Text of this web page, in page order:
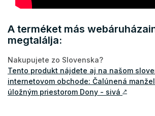
A terméket más
megtalálja:
Nakupujete zo Slovenska?
Tento produkt nájdete aj na našom
internetovom obchode: Čalúnená
úložným priestorom Dony - sivá ↗